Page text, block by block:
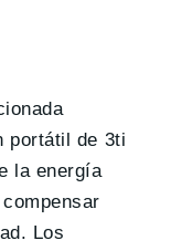
portátil de 3ti
la energía
Los